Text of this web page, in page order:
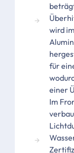
wird im
für
einer
Im